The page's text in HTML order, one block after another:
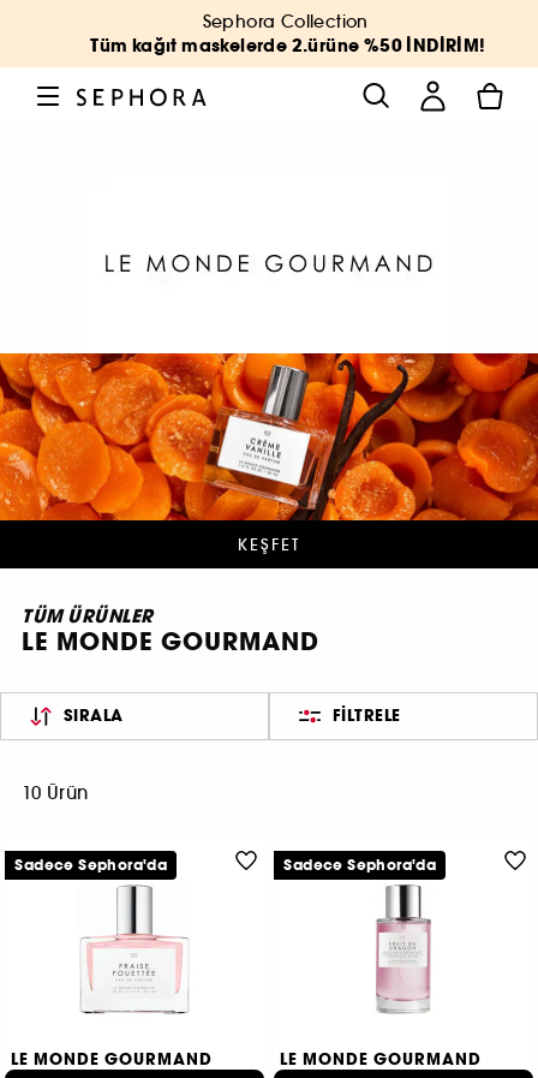
Sephora Collection
Tüm kağıt maskelerde 2.ürüne %50 İNDİRİM!
KEŞFET
TÜM ÜRÜNLER
LE MONDE GOURMAND
SIRALA FILTRELE
10 Ürün
LE MONDE GOURMAND
Sadece Sephora'da
LE MONDE GOURMAND
Sadece Sephora'da